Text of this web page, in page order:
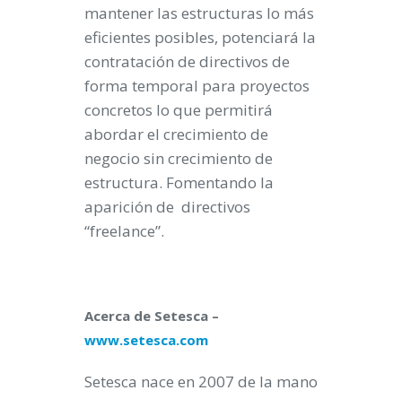
mantener las estructuras lo más
eficientes posibles, potenciará la
contratación de directivos de
forma temporal para proyectos
concretos lo que permitirá
abordar el crecimiento de
negocio sin crecimiento de
estructura. Fomentando la
aparición de directivos
“freelance”.
Acerca de Setesca –
www.setesca.com
Setesca nace en 2007 de la mano